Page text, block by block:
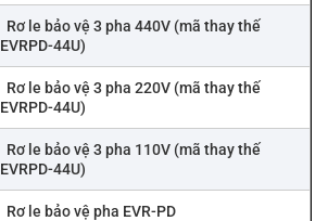
Rơ le bảo vệ 3 pha 440V (mã thay thế
EVRPD-44U)
Rơ le bảo vệ 3 pha 220V (mã thay thế
EVRPD-44U)
Rơ le bảo vệ 3 pha 110V (mã thay thế
EVRPD-44U)
Rơ le bảo vệ pha EVR-PD